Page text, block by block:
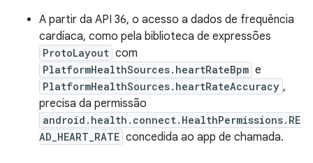
A partir da API 36, o acesso a dados de frequência
cardíaca, como pela biblioteca de expressões
ProtoLayout com
PlatformHealthSources.heartRateBpm e
PlatformHealthSources.heartRateAccuracy ,
precisa da permissão
android.health.connect.HealthPermissions.RE
AD_HEART_RATE concedida ao app de chamada.